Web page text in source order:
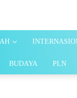
BUDAYA PLN